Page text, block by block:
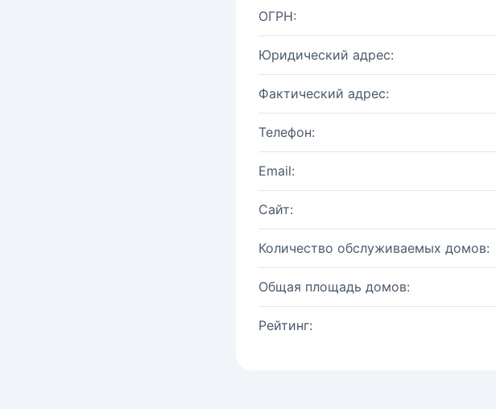
ОГРН:
Юридический адрес:
Фактический адрес:
Телефон:
Email:
Сайт:
Количество обслуживаемых домов:
Общая площадь домов:
Рейтинг: